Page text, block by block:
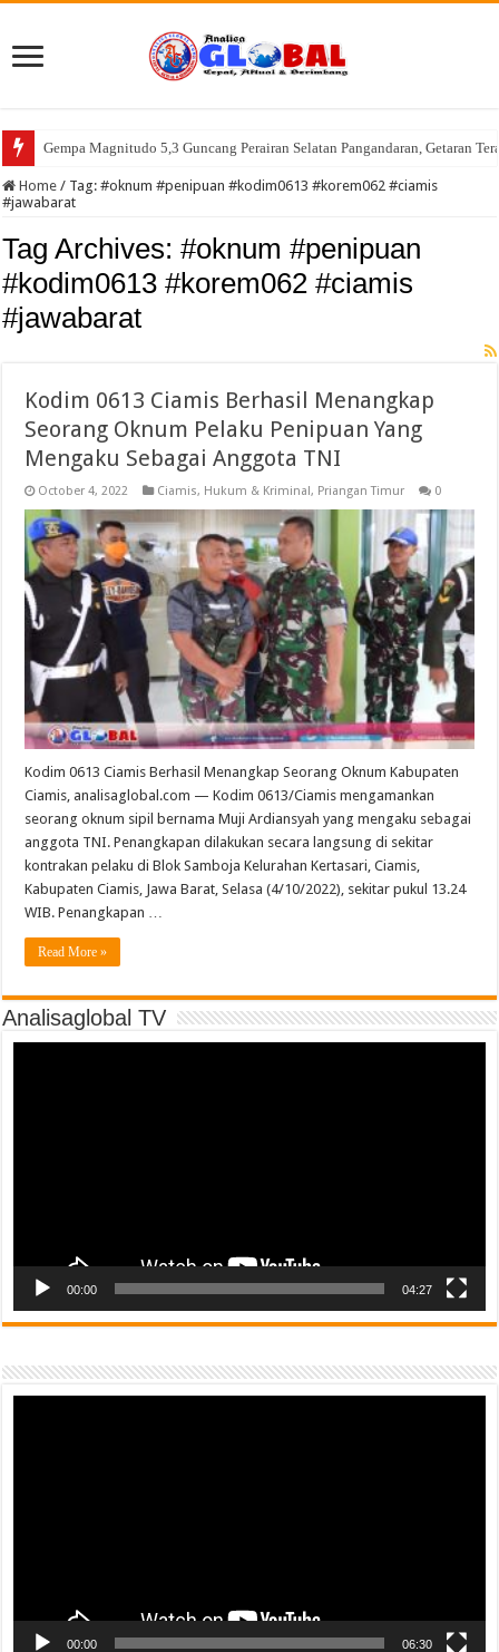
Gempa Magnitudo 5,3 Guncang Perairan Selatan Pangandaran, Getaran
Home / Tag:#oknum #penipuan #kodim0613 #korem062 #ciamis
#jawabarat
Tag Archives:#oknum #penipuan
#kodim0613 #korem062 #ciamis
#jawabarat
Kodim 0613 Ciamis Berhasil Menangkap
Seorang Oknum Pelaku Penipuan Yang
Mengaku Sebagai Anggota TNI
October 4, 2022 Ciamis, Hukum & Kriminal, Priangan Timur 0
Kodim 0613 Ciamis Berhasil Menangkap Seorang Oknum Kabupaten
Ciamis, analisaglobal.com — Kodim 0613/Ciamis mengamankan
seorang oknum sipil bernama Muji Ardiansyah yang mengaku sebagai
anggota TNI. Penangkapan dilakukan secara langsung di sekitar
kontrakan pelaku di Blok Samboja Kelurahan Kertasari, Ciamis,
Kabupaten Ciamis, Jawa Barat, Selasa (4/10/2022), sekitar pukul 13.24
WIB. Penangkapan …
Read More »
Analisaglobal TV
00:00 04:27
00:00 06:30